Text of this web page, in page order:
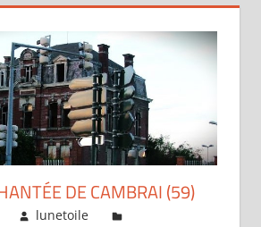
DE CAMBRAI (59)
lunetoile